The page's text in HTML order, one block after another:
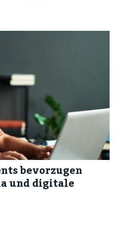
bevorzugen
und digitale